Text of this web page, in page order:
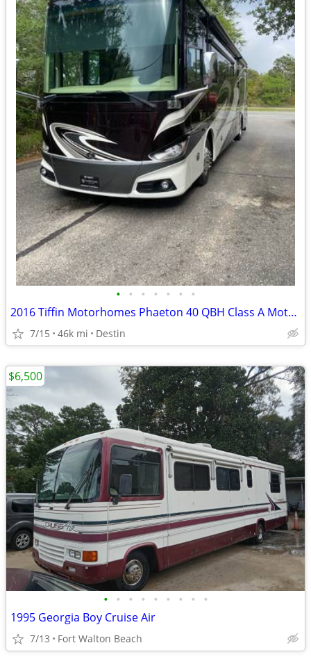
• • • • • • •
2016 Tiffin Motorhomes Phaeton 40 QBH Class A Motorhome
7/15 46k mi Destin
• • • • • • • • •
1995 Georgia Boy Cruise Air
7/13 Fort Walton Beach
$6,500